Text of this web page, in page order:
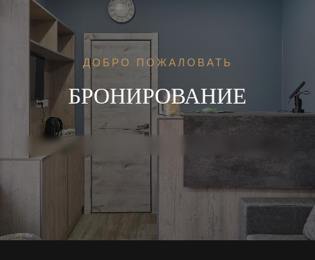
ДОБРО ПОЖАЛОВАТЬ
БРОНИРОВАНИЕ